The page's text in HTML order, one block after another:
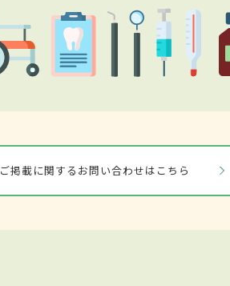
ご掲載に関するお問い合わせはこちら